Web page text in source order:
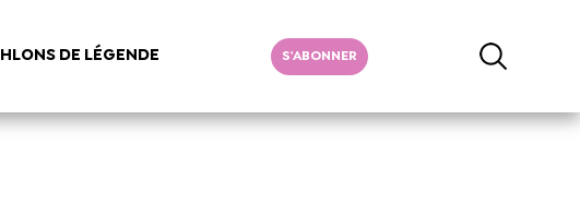
DE LÉGENDE S'ABONNER